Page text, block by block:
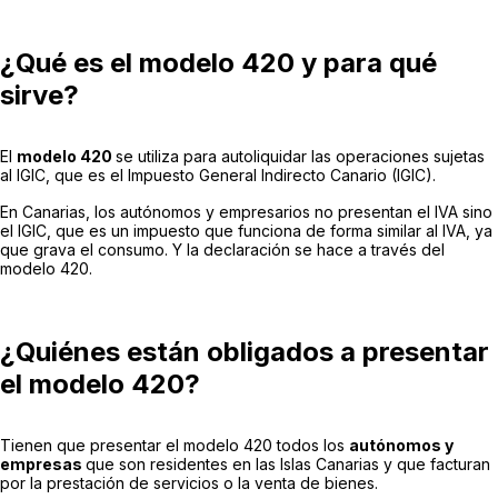
¿Qué es el modelo 420 y para qué
sirve?
El modelo 420 se utiliza para autoliquidar las operaciones sujetas
al IGIC, que es el Impuesto General Indirecto Canario (IGIC).
En Canarias, los autónomos y empresarios no presentan el IVA sino
el IGIC, que es un impuesto que funciona de forma similar al IVA, ya
que grava el consumo. Y la declaración se hace a través del
modelo 420.
¿Quiénes están obligados a presentar
el modelo 420?
Tienen que presentar el modelo 420 todos los autónomos y
empresas que son residentes en las Islas Canarias y que facturan
por la prestación de servicios o la venta de bienes.